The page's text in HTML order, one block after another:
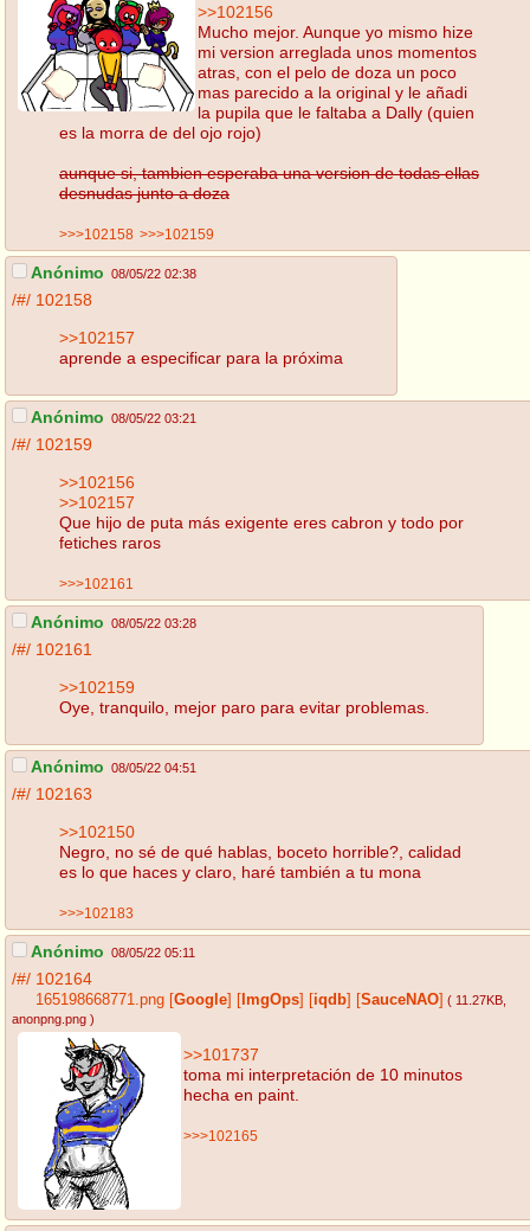
>>102156
Mucho mejor. Aunque yo mismo hize
mi version arreglada unos momentos
atras, con el pelo de doza un poco
mas parecido a la original y le añadi
la pupila que le faltaba a Dally (quien
es la morra de del ojo rojo)
aunque si, tambien esperaba una version de todas ellas
desnudas junto a doza
>>>102158 >>>102159
Anónimo 08/05/22 02:38
/#/ 102158
>>102157
aprende a especificar para la próxima
Anónimo 08/05/22 03:21
/#/ 102159
>>102156
>>102157
Que hijo de puta más exigente eres cabron y todo por
fetiches raros
>>>102161
Anónimo 08/05/22 03:28
/#/ 102161
>>102159
Oye, tranquilo, mejor paro para evitar problemas.
Anónimo 08/05/22 04:51
/#/ 102163
>>102150
Negro, no sé de qué hablas, boceto horrible?, calidad
es lo que haces y claro, haré también a tu mona
>>>102183
Anónimo 08/05/22 05:11
/#/ 102164
165198668771.png Google ImgOps iqdb SauceNAO ( 11.27KB
anonpng.png )
>>101737
toma mi interpretación de 10 minutos
hecha en paint.
>>>102165